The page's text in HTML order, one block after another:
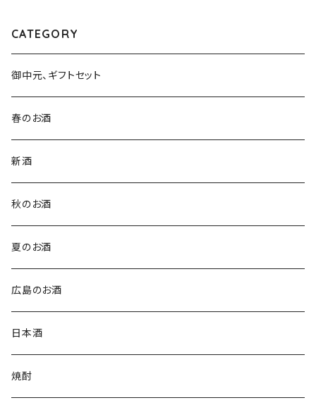
CATEGORY
御中元、ギフトセット
春のお酒
新酒
秋のお酒
夏のお酒
広島のお酒
日本酒
焼酎